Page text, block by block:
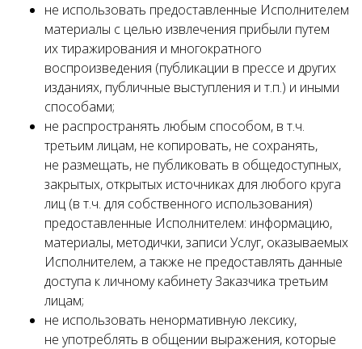
не использовать предоставленные Исполнителем
материалы с целью извлечения прибыли путем
их тиражирования и многократного
воспроизведения (публикации в прессе и других
изданиях, публичные выступления и т.п.) и иными
способами;
не распространять любым способом, в т.ч.
третьим лицам, не копировать, не сохранять,
не размещать, не публиковать в общедоступных,
закрытых, открытых источниках для любого круга
лиц (в т.ч. для собственного использования)
предоставленные Исполнителем: информацию,
материалы, методички, записи Услуг, оказываемых
Исполнителем, а также не предоставлять данные
доступа к личному кабинету Заказчика третьим
лицам;
не использовать ненормативную лексику,
не употреблять в общении выражения, которые